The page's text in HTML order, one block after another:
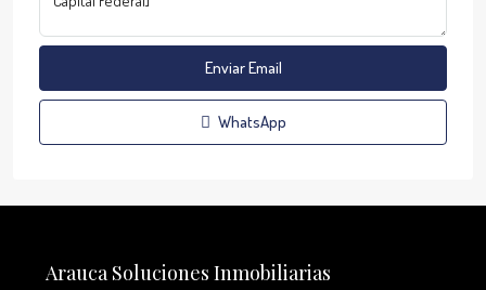
Enviar Email
WhatsApp
Arauca Soluciones Inmobiliarias